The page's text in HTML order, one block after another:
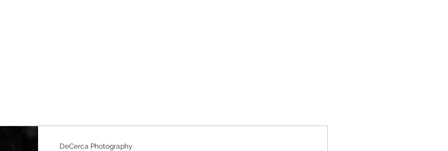
DeCerca Photography